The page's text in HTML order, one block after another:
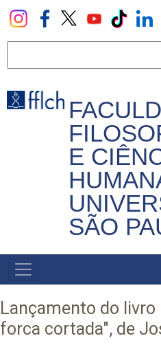
Pular
para
principal
E
SÃO
NAVEGADOR
PRINCIPAL
Lançamento do
forca cortada", de